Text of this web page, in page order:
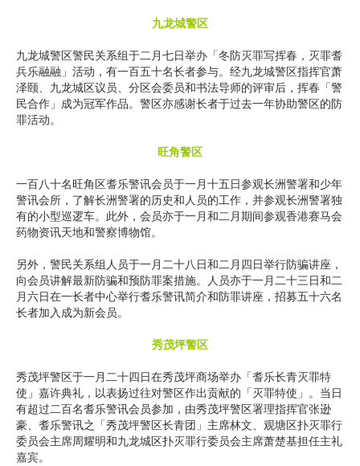
九龙城警区
九龙城警区警民关系组于二月七日举办「冬防灭罪写挥春，灭罪耆
兵乐融融」活动，有一百五十名长者参与。经九龙城警区指挥官萧
泽颐、九龙城区议员、分区会委员和书法导师的评审后，挥春「警
民合作」成为冠军作品。警区亦感谢长者于过去一年协助警区的防
罪活动。
旺角警区
一百八十名旺角区耆乐警讯会员于一月十五日参观长洲警署和少年
警讯会所，了解长洲警署的历史和人员的工作，并参观长洲警署独
有的小型巡逻车。此外，会员亦于一月和二月期间参观香港赛马会
药物资讯天地和警察博物馆。
另外，警民关系组人员于一月二十八日和二月四日举行防骗讲座，
向会员讲解最新防骗和预防罪案措施。人员亦于一月二十三日和二
月六日在一长者中心举行耆乐警讯简介和防罪讲座，招募五十六名
长者加入成为新会员。
秀茂坪警区
秀茂坪警区于一月二十四日在秀茂坪商场举办「耆乐长青灭罪特
使」嘉许典礼，以表扬过往对警区作出贡献的「灭罪特使」。当日
有超过二百名耆乐警讯会员参加，由秀茂坪警区署理指挥官张逊
豪、耆乐警讯之「秀茂坪警区长青团」主席林文、观塘区扑灭罪行
委员会主席周耀明和九龙城区扑灭罪行委员会主席萧楚基担任主礼
嘉宾。